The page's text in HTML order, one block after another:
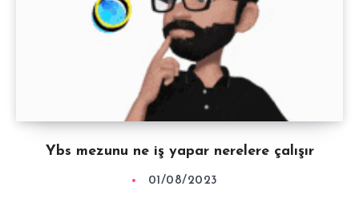
Ybs mezunu ne iş yapar nerelere çalışır
01/08/2023